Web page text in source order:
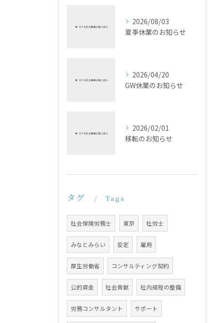
2026/08/03
夏季休業のお知らせ
2026/04/20
GW休業のお知らせ
2026/02/01
移転のお知らせ
タグ Tags
社会保険労務士 東京 社労士
みなとみらい 安定 雇用
厚生労働省 コンサルティング契約
公的資金 社会貢献 社内規程の整備
労務コンサルタント サポート